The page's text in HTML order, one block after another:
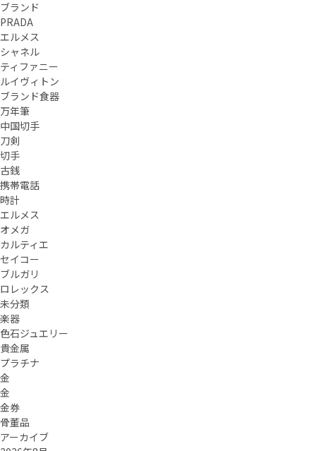
ブランド
PRADA
エルメス
シャネル
ティファニー
ルイヴィトン
ブランド食器
万年筆
中国切手
刀剣
切手
古銭
携帯電話
時計
エルメス
オメガ
カルティエ
セイコー
ブルガリ
ロレックス
未分類
楽器
色石ジュエリー
貴金属
プラチナ
金
金
金券
骨董品
アーカイブ